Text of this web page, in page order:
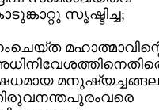
സൃഷ്ടിച്ച;
മനുഷ്യച്ചങ്ങല